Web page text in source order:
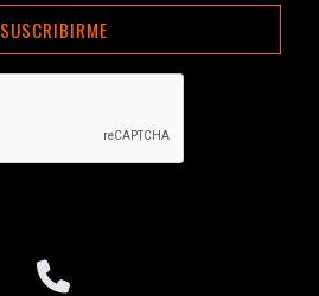
SUSCRIBIRME